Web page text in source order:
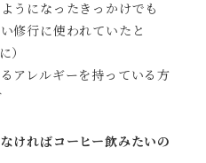
うになったきっかけでも
修行に使われていたと
）
アレルギーを持っている方
ければコーヒー飲みたいの